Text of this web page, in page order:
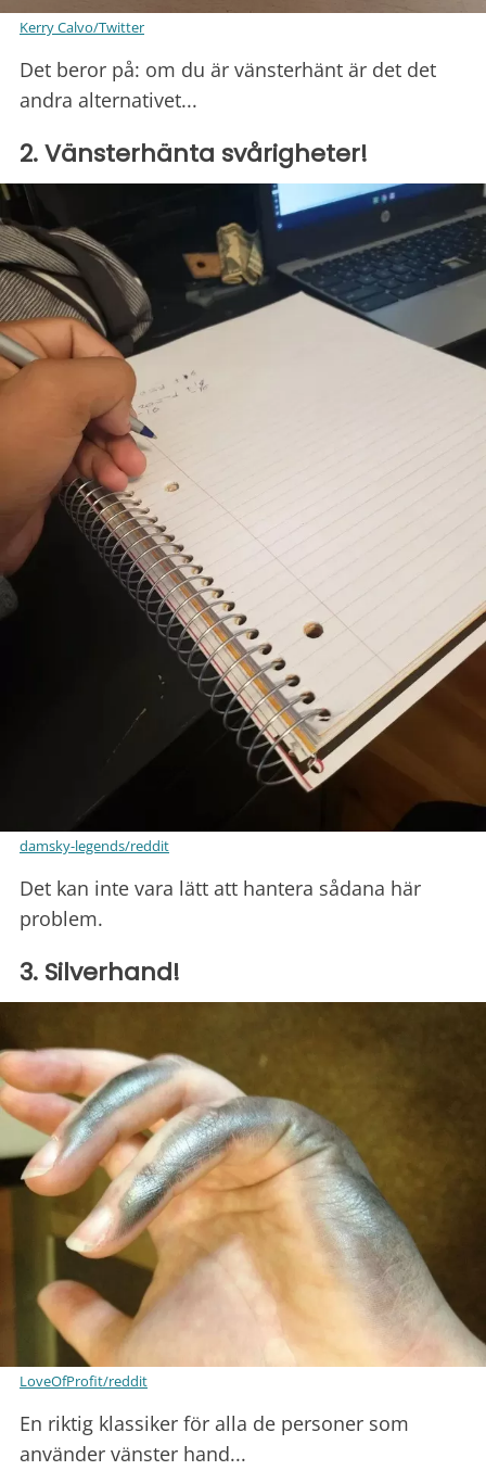
Kerry Calvo/Twitter
Det beror på: om du är vänsterhänt är det det
andra alternativet...
2. Vänsterhänta svårigheter!
damsky-legends/reddit
Det kan inte vara lätt att hantera sådana här
problem.
3. Silverhand!
LoveOfProfit/reddit
En riktig klassiker för alla de personer som
använder vänster hand...